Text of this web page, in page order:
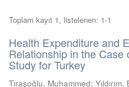
Toplam kayıt 1, listelenen: 1-1
Health Expenditure and
Relationship in the
Study for Turkey
Tıraşoğlu, Muhammed;